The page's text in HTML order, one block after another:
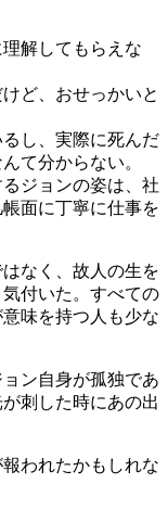
解してもらえな
ど、おせっかいと
し、実際に死んだ
て分からない。
ジョンの姿は、社
面に丁寧に仕事を
なく、故人の生を
付いた。すべての
味を持つ人も少な
ン自身が孤独であ
刺した時にあの出
われたかもしれな